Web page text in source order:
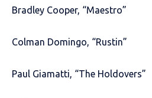
Bradley Cooper, “Maestro”
Colman Domingo, “Rustin”
Paul Giamatti, “The Holdovers”